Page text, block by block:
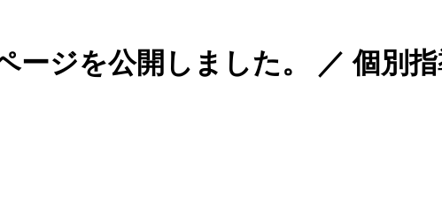
ージを公開しました。 ／ 個別